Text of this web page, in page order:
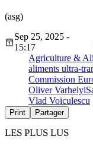
(asg)
Sep 25, 2025 -
15:17
Agriculture &
aliments ultra-
Commission
Oliver Varhelyi
Vlad Voiculescu
Print Partager
LES PLUS LUS